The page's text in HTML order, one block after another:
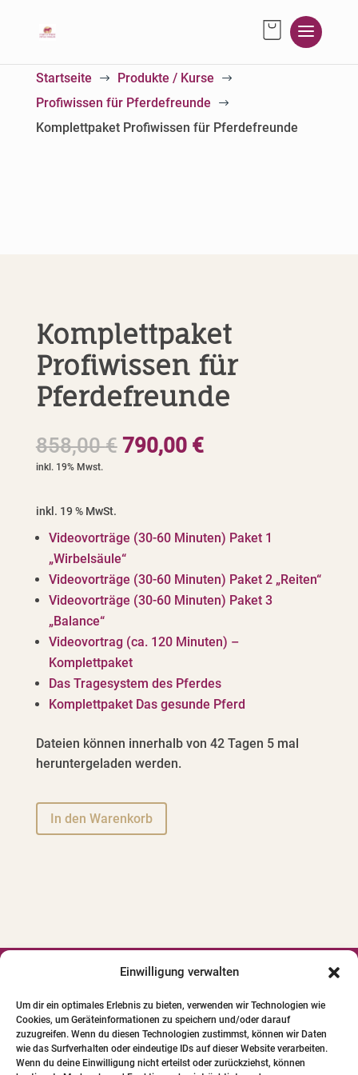
Einwilligung verwalten
Um dir ein optimales Erlebnis zu bieten, verwenden wir Technologien wie
Cookies, um Geräteinformationen zu speichern und/oder darauf
zuzugreifen. Wenn du diesen Technologien zustimmst, können wir Daten
wie das Surfverhalten oder eindeutige IDs auf dieser Website verarbeiten.
Wenn du deine Einwilligung nicht erteilst oder zurückziehst, können
Startseite $ Produkte / Kurse $
Profiwissen für Pferdefreunde $
Komplettpaket Profiwissen für Pferdefreunde
Komplettpaket
Profiwissen für
Pferdefreunde
858,00€ Ursprünglicher
Preis
790,00 €Aktueller
inkl. 19 % MwSt.
Videovorträge (30-60 Minuten) Paket 1
„Wirbelsäule“
Videovorträge (30-60 Minuten) Paket 2 „Reiten“
Videovorträge (30-60 Minuten) Paket 3
„Balance“
Videovortrag (ca. 120 Minuten) –
Komplettpaket
Das Tragesystem des Pferdes
Komplettpaket Das gesunde Pferd
Dateien können innerhalb von 42 Tagen 5 mal
heruntergeladen werden.
In den Warenkorb
A
t
i
e
:

© 2024 INSTITUT FÜR PFERDE-
PHYSIOTHERAPIE GBR. Alle Bilder und Texte
unterliegen dem Urheberrecht.